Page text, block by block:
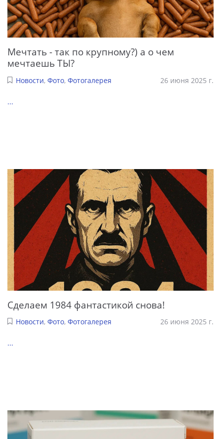
Мечтать - так по крупному?) а о чем
мечтаешь ТЫ?
Новости, Фото, Фотогалерея 26 июня 2025 г.
...
Сделаем 1984 фантастикой снова!
Новости, Фото, Фотогалерея 26 июня 2025 г.
...